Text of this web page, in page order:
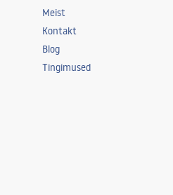
Meist
Kontakt
Blog
Tingimused